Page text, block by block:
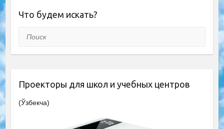
Что будем искать?
Поиск
Проекторы для школ и учебных центров
(Ўзбекча)